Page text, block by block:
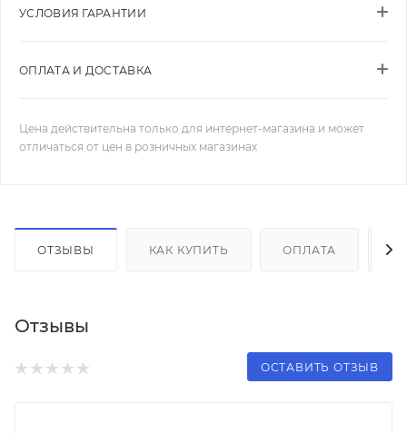
УСЛОВИЯ ГАРАНТИИ
ОПЛАТА И ДОСТАВКА
Цена действительна только для интернет-магазина и может
отличаться от цен в розничных магазинах
ОТЗЫВЫ КАК КУПИТЬ ОПЛАТА
Отзывы
ОСТАВИТЬ ОТЗЫВ